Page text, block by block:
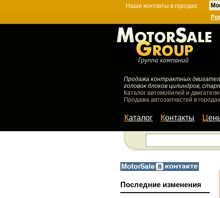
Наши контакты в городах:
Продажа контрактных
головок блоков цилиндров,
Каталог автомобилей и
Продажа автозапчастей в
Каталог Контакты
Последние изменения